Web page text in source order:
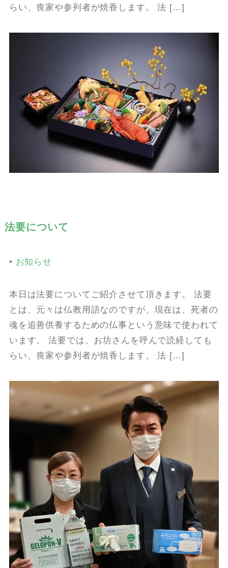
らい、喪家や参列者が焼香します。 法 […]
法要について
• お知らせ
本日は法要についてご紹介させて頂きます。 法要
とは、元々は仏教用語なのですが、現在は、死者の
魂を追善供養するための仏事という意味で使われて
います。 法要では、お坊さんを呼んで読経しても
らい、喪家や参列者が焼香します。 法 […]